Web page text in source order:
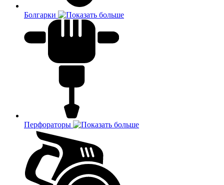
Болгарки
Перфораторы